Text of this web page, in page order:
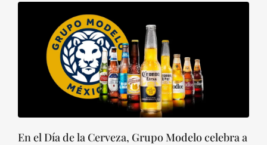
En el Día de la Cerveza, Grupo Modelo celebra a